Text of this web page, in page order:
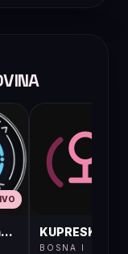
S1
BOSNA I